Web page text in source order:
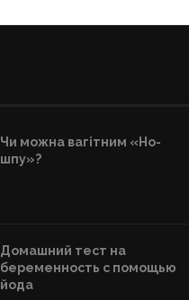
Чи можна вагітним «Но-
шпу»?
Домашний тест на
беременность с помощью
йода